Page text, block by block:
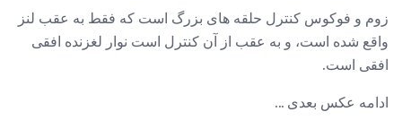
زوم و فوکوس کنترل حلقه های بزرگ است که فقط به عقب لنز
واقع شده است، و به عقب از آن کنترل است نوار لغزنده افقی
افقی است.
ادامه عکس بعدی ...